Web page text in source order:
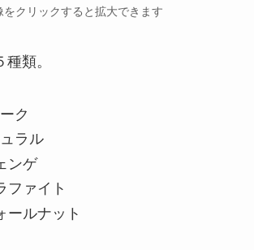
をクリックすると拡大できます
類。
ク
ラル
ンゲ
ァイト
ルナット